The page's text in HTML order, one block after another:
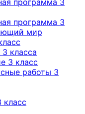
программа 3
программа 3
мир
класса
3 класс
работы 3
класс